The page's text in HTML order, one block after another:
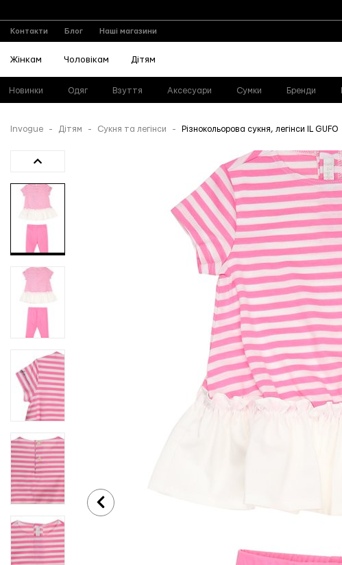
Контакти Блог Наші магазини
Жінкам Чоловікам Дітям
Новинки Одяг Взуття Аксесуари Сумки Бренди
Invogue Дітям Сукня та легінси Різнокольорова сукня, легінси IL GUFO